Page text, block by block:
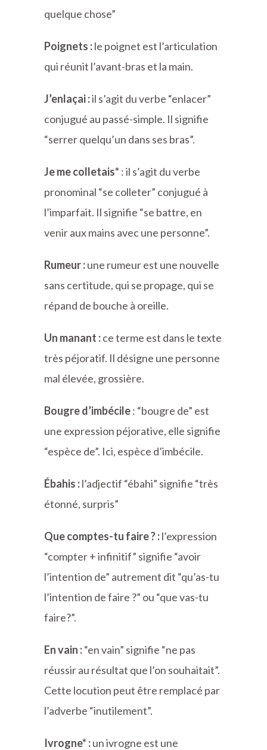
quelque chose”
Poignets :le poignet est l’articulation
qui réunit l’avant-bras et la main.
J’enlaçai :il s’agit du verbe “enlacer”
conjugué au passé-simple. Il signifie
“serrer quelqu’un dans ses bras”.
Je me colletais* : il s’agit du verbe
pronominal “se colleter” conjugué à
l’imparfait. Il signifie “se battre, en
venir aux mains avec une personne”.
Rumeur :une rumeur est une nouvelle
sans certitude, qui se propage, qui se
répand de bouche à oreille.
Un manant :ce terme est dans le texte
très péjoratif. Il désigne une personne
mal élevée, grossière.
Bougre d’imbécile: “bougre de” est
une expression péjorative, elle signifie
“espèce de”. Ici, espèce d’imbécile.
Ébahis :l’adjectif “ébahi” signifie “très
étonné, surpris”
Que comptes-tu faire ? :l’expression
“compter + infinitif” signifie “avoir
l’intention de” autrement dit “qu’as-tu
l’intention de faire ?” ou “que vas-tu
faire?”.
En vain :“en vain” signifie “ne pas
réussir au résultat que l’on souhaitait”.
Cette locution peut être remplacé par
l’adverbe “inutilement”.
Ivrogne* :un ivrogne est une